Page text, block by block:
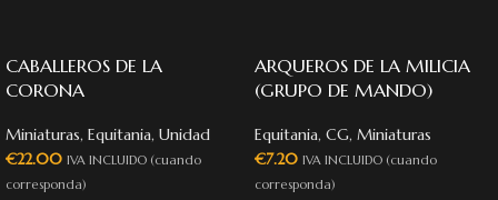
CABALLEROS DE LA
CORONA
Miniaturas, Equitania, Unidad
€22.00 IVA INCLUIDO (cuando
corresponda)
ARQUEROS DE LA MILICIA
(GRUPO DE MANDO)
Equitania, CG, Miniaturas
€7.20 IVA INCLUIDO (cuando
corresponda)